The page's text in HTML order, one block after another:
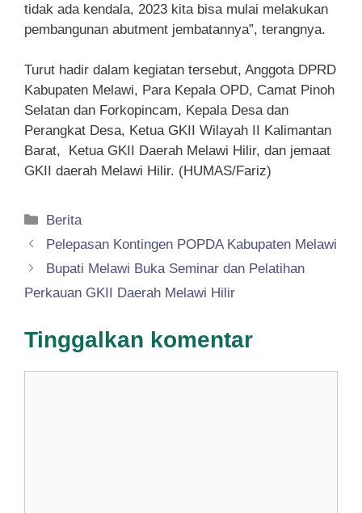
tidak ada kendala, 2023 kita bisa mulai melakukan
pembangunan abutment jembatannya”, terangnya.
Turut hadir dalam kegiatan tersebut, Anggota DPRD
Kabupaten Melawi, Para Kepala OPD, Camat Pinoh
Selatan dan Forkopincam, Kepala Desa dan
Perangkat Desa, Ketua GKII Wilayah II Kalimantan
Barat, Ketua GKII Daerah Melawi Hilir, dan jemaat
GKII daerah Melawi Hilir. (HUMAS/Fariz)
Kategori
Berita
Pelepasan Kontingen POPDA Kabupaten Melawi
Bupati Melawi Buka Seminar dan Pelatihan
Perkauan GKII Daerah Melawi Hilir
Tinggalkan komentar